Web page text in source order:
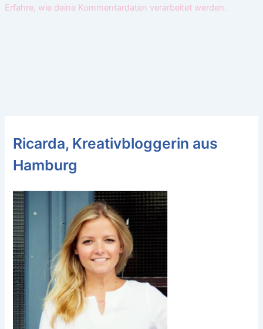
Erfahre, wie deine Kommentardaten verarbeitet werden.
Ricarda, Kreativbloggerin aus
Hamburg